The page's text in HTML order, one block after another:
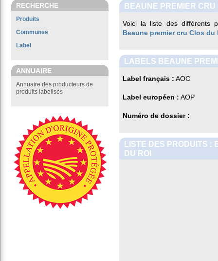
RECHERCHE
Produits
Communes
Label
ANNUAIRE
Annuaire des producteurs de
produits labelisés
BEAUNE PREMIER CRU
Voici la liste des différents
Beaune premier cru Clos du
LABELS BEAUNE
Label français : AOC
Label européen : AOP
Numéro de dossier :
LISTE DES PRODUITS :
DU ROI